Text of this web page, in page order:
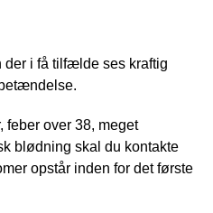
der i få tilfælde ses kraftig
feber over 38, meget
blødning skal du kontakte
opstår inden for det første